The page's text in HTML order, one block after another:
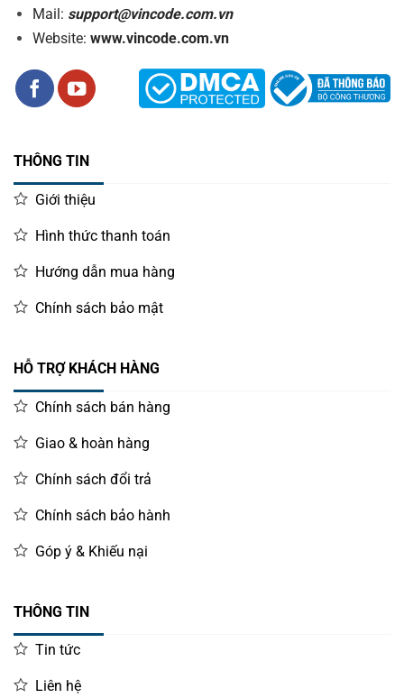
Mail: support@vincode.com.vn
Website: www.vincode.com.vn
THÔNG TIN
Giới thiệu
Hình thức thanh toán
Hướng dẫn mua hàng
Chính sách bảo mật
HỖ TRỢ KHÁCH HÀNG
Chính sách bán hàng
Giao & hoàn hàng
Chính sách đổi trả
Chính sách bảo hành
Góp ý & Khiếu nại
THÔNG TIN
Tin tức
Liên hệ